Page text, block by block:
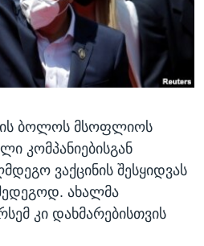
ბოლოს მსოფლიოს
კომპანიებისგან
ვაქცინის შესყიდვას
ახალმა
კი დახმარებისთვის